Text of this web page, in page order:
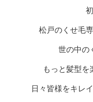
松戸のくせ毛
世の中の
もっと髪型を
日々皆様をキレ